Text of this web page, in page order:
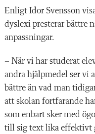
Enligt Idor Svensson
dyslexi presterar bättre n
anpassningar.
– När vi har studerat
andra hjälpmedel ser vi
bättre än vad man
att skolan fortfarande
som enbart sker med
till sig text lika effektivt